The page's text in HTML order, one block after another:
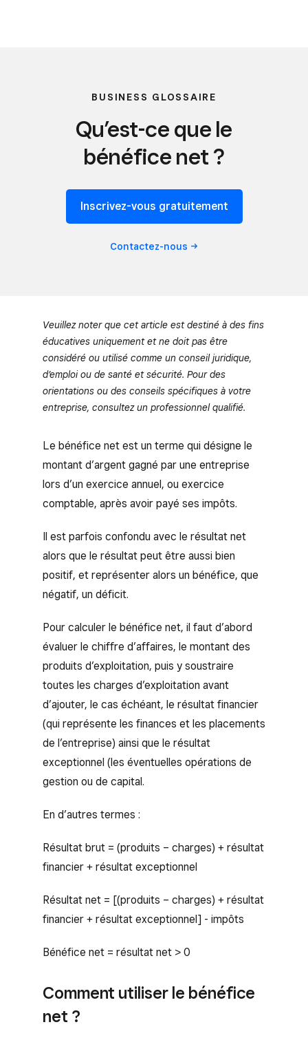
BUSINESS GLOSSAIRE
Qu’est-ce que le
bénéfice net ?
Inscrivez-vous gratuitement
Contactez-nous
Veuillez noter que cet article est destiné à des fins
éducatives uniquement et ne doit pas être
considéré ou utilisé comme un conseil juridique,
d’emploi ou de santé et sécurité. Pour des
orientations ou des conseils spécifiques à votre
entreprise, consultez un professionnel qualifié.
Le bénéfice net est un terme qui désigne le
montant d’argent gagné par une entreprise
lors d’un exercice annuel, ou exercice
comptable, après avoir payé ses impôts.
Il est parfois confondu avec le résultat net
alors que le résultat peut être aussi bien
positif, et représenter alors un bénéfice, que
négatif, un déficit.
Pour calculer le bénéfice net, il faut d’abord
évaluer le chiffre d’affaires, le montant des
produits d’exploitation, puis y soustraire
toutes les charges d’exploitation avant
d’ajouter, le cas échéant, le résultat financier
(qui représente les finances et les placements
de l’entreprise) ainsi que le résultat
exceptionnel (les éventuelles opérations de
gestion ou de capital.
En d’autres termes :
Résultat brut = (produits – charges) + résultat
financier + résultat exceptionnel
Résultat net = [(produits – charges) + résultat
financier + résultat exceptionnel] - impôts
Bénéfice net = résultat net > 0
Comment utiliser le bénéfice
net ?